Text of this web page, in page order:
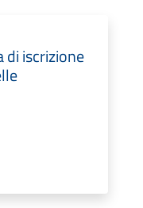
di iscrizione